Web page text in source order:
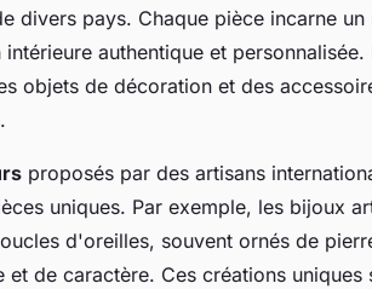
divers pays. Chaque pièce incarne
authentique et personnalisée.
objets de décoration et des
proposés par des artisans
uniques. Par exemple, les bijoux
d'oreilles, souvent ornés de
et de caractère. Ces créations uniques